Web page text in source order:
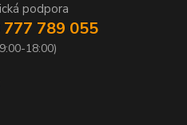
podpora
777 789 055
18:00)